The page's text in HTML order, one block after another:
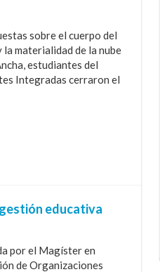
sobre el cuerpo del
materialidad de la nube
estudiantes del
Integradas cerraron el
educativa
por el Magíster en
de Organizaciones